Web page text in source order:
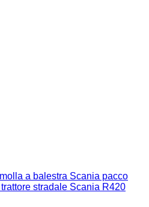
molla a balestra Scania pacco
stradale Scania R420